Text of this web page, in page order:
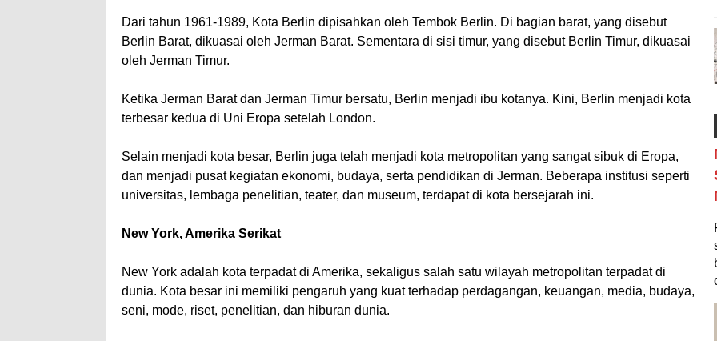
Dari tahun 1961-1989, Kota Berlin dipisahkan oleh Tembok Berlin. Di bagian barat, yang disebut
Berlin Barat, dikuasai oleh Jerman Barat. Sementara di sisi timur, yang disebut Berlin Timur, dikuasai
oleh Jerman Timur.
Ketika Jerman Barat dan Jerman Timur bersatu, Berlin menjadi ibu kotanya. Kini, Berlin menjadi kota
terbesar kedua di Uni Eropa setelah London.
Selain menjadi kota besar, Berlin juga telah menjadi kota metropolitan yang sangat sibuk di Eropa,
dan menjadi pusat kegiatan ekonomi, budaya, serta pendidikan di Jerman. Beberapa institusi seperti
universitas, lembaga penelitian, teater, dan museum, terdapat di kota bersejarah ini.
New York, Amerika Serikat
New York adalah kota terpadat di Amerika, sekaligus salah satu wilayah metropolitan terpadat di
dunia. Kota besar ini memiliki pengaruh yang kuat terhadap perdagangan, keuangan, media, budaya,
seni, mode, riset, penelitian, dan hiburan dunia.